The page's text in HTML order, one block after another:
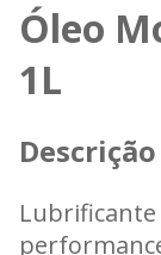
Óleo
1L